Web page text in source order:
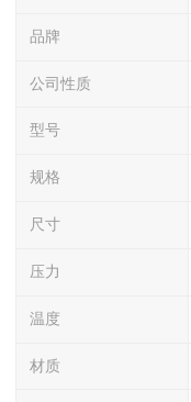
品牌
公司性质
型号
规格
尺寸
压力
温度
材质